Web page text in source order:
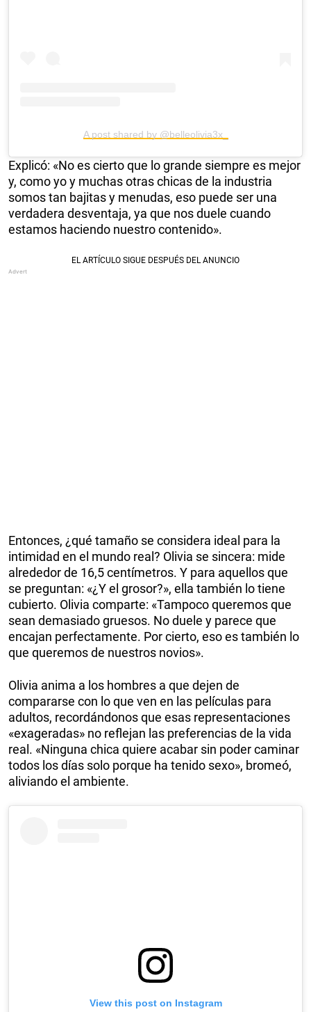
A post shared by @belleolivia3x_
Explicó: «No es cierto que lo grande siempre es mejor
y, como yo y muchas otras chicas de la industria
somos tan bajitas y menudas, eso puede ser una
verdadera desventaja, ya que nos duele cuando
estamos haciendo nuestro contenido».
Entonces, ¿qué tamaño se considera ideal para la
intimidad en el mundo real? Olivia se sincera: mide
alrededor de 16,5 centímetros. Y para aquellos que
se preguntan: «¿Y el grosor?», ella también lo tiene
cubierto. Olivia comparte: «Tampoco queremos que
sean demasiado gruesos. No duele y parece que
encajan perfectamente. Por cierto, eso es también lo
que queremos de nuestros novios».
Olivia anima a los hombres a que dejen de
compararse con lo que ven en las películas para
adultos, recordándonos que esas representaciones
«exageradas» no reflejan las preferencias de la vida
real. «Ninguna chica quiere acabar sin poder caminar
todos los días solo porque ha tenido sexo», bromeó,
aliviando el ambiente.
View this post on Instagram